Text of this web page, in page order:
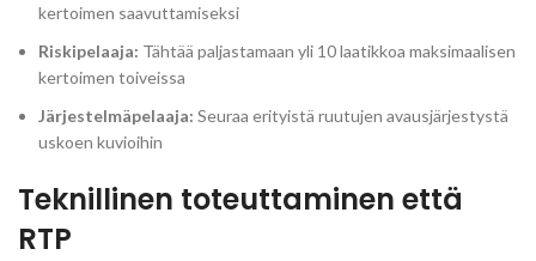
kertoimen saavuttamiseksi
Riskipelaaja: Tähtää paljastamaan yli 10 laatikkoa maksimaalisen
kertoimen toiveissa
Järjestelmäpelaaja: Seuraa erityistä ruutujen avausjärjestystä
uskoen kuvioihin
Teknillinen toteuttaminen että
RTP